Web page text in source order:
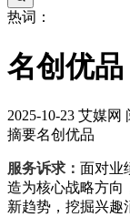
热词：
名创优品
2025-10-23 艾媒网
摘要名创优品
服务诉求： 面对业
造为核心战略方向
新趋势，挖掘兴趣